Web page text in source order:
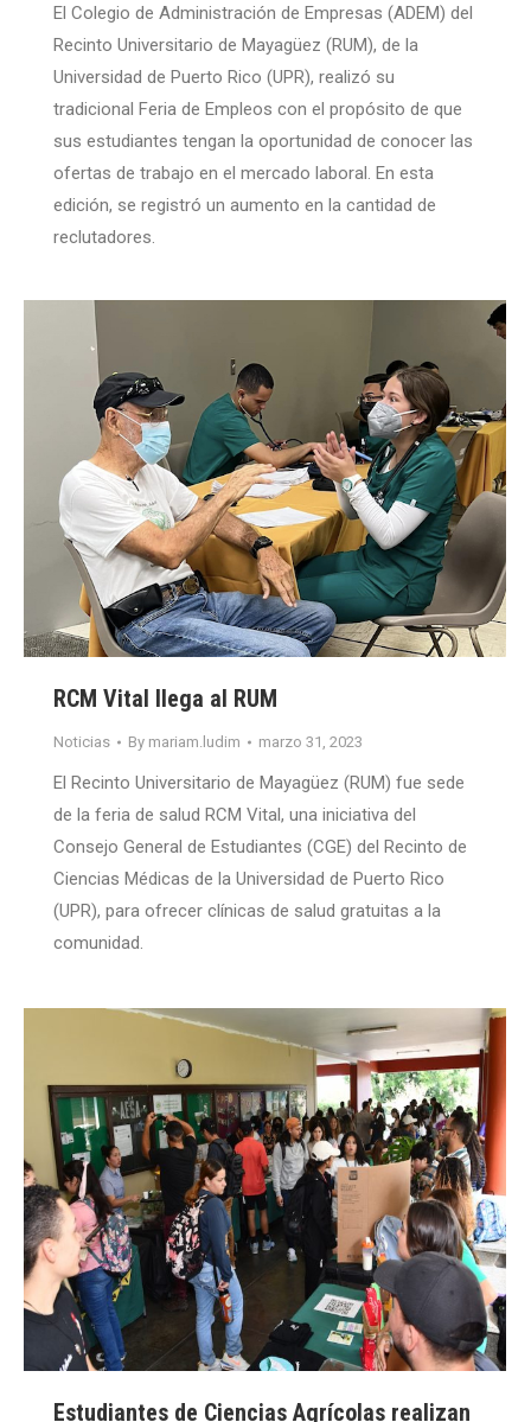
El Colegio de Administración de Empresas (ADEM) del
Recinto Universitario de Mayagüez (RUM), de la
Universidad de Puerto Rico (UPR), realizó su
tradicional Feria de Empleos con el propósito de que
sus estudiantes tengan la oportunidad de conocer las
ofertas de trabajo en el mercado laboral. En esta
edición, se registró un aumento en la cantidad de
reclutadores.
RCM Vital llega al RUM
Noticias By mariam.ludim marzo 31, 2023
El Recinto Universitario de Mayagüez (RUM) fue sede
de la feria de salud RCM Vital, una iniciativa del
Consejo General de Estudiantes (CGE) del Recinto de
Ciencias Médicas de la Universidad de Puerto Rico
(UPR), para ofrecer clínicas de salud gratuitas a la
comunidad.
Estudiantes de Ciencias Agrícolas realizan